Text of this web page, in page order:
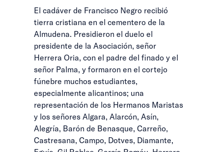
El cadáver de Francisco Negro recibió
tierra cristiana en el cementero de la
Almudena. Presidieron el duelo el
presidente de la Asociación, señor
Herrera Oria, con el padre del finado y el
señor Palma, y formaron en el cortejo
fúnebre muchos estudiantes,
especialmente alicantinos; una
representación de los Hermanos Maristas
y los señores Algara, Alarcón, Asín,
Alegría, Barón de Benasque, Carreño,
Castresana, Campo, Dotves, Diamante,